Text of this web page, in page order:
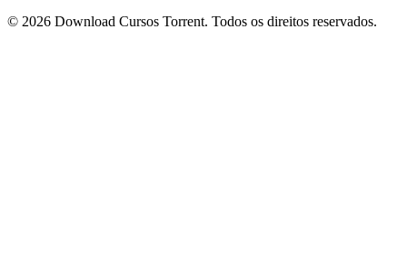
© 2026 Download Cursos Torrent. Todos os direitos reservados.